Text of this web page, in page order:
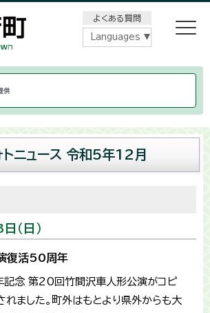
よくある質問
Languages
トニュース 令和5年12月
（日）
復活50周年
念 第20回竹間沢車人形公演がコピ
れました。町外はもとより県外からも大